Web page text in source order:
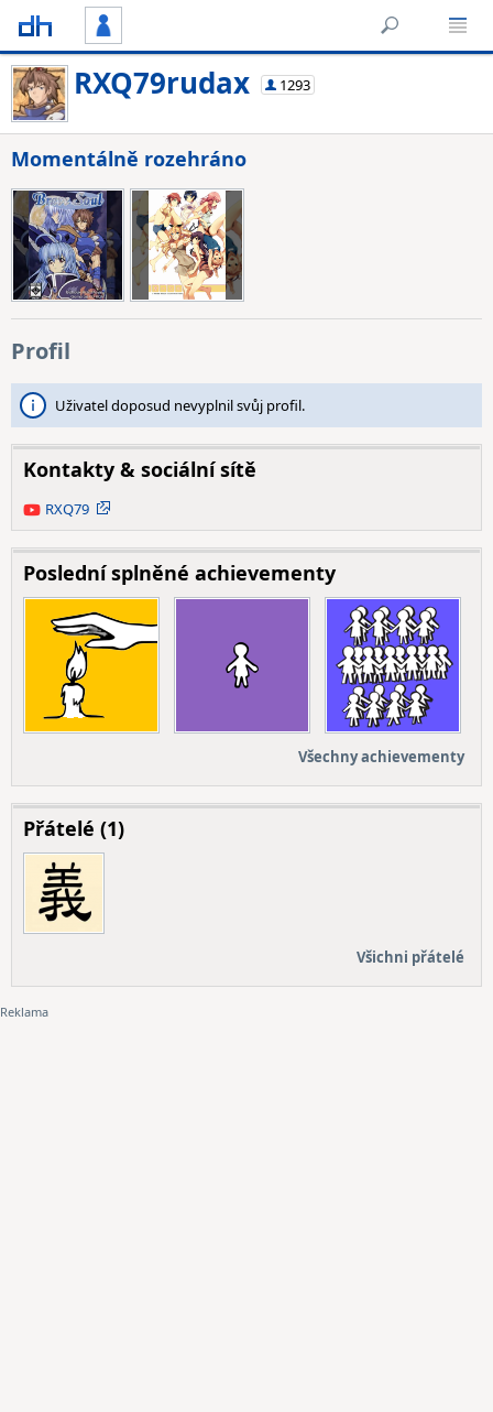
RXQ79rudax 1293
Momentálně rozehráno
Profil
Uživatel doposud nevyplnil svůj profil.
Kontakty & sociální sítě
YouTube
RXQ79
Poslední splněné achievementy
Všechny achievementy
Přátelé (1)
Všichni přátelé